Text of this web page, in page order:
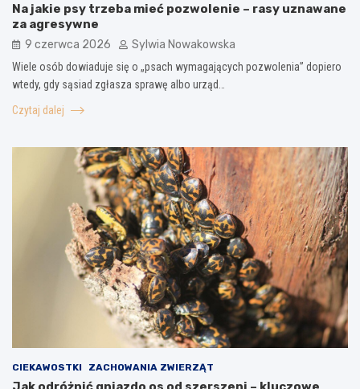
Na jakie psy trzeba mieć pozwolenie – rasy uznawane
za agresywne
9 czerwca 2026 Sylwia Nowakowska
Wiele osób dowiaduje się o „psach wymagających pozwolenia” dopiero
wtedy, gdy sąsiad zgłasza sprawę albo urząd…
Czytaj dalej
CIEKAWOSTKI ZACHOWANIA ZWIERZĄT